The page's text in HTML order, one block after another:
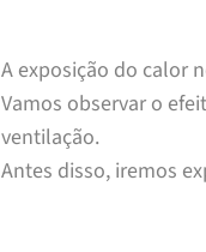
A exposição do calor
Vamos observar o
ventilação.
Antes disso, iremos